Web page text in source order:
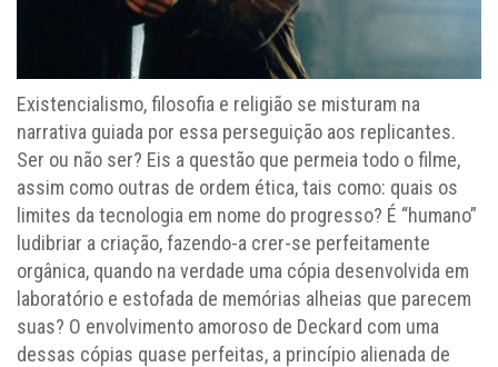
Existencialismo, filosofia e religião se misturam na
narrativa guiada por essa perseguição aos replicantes.
Ser ou não ser? Eis a questão que permeia todo o filme,
assim como outras de ordem ética, tais como: quais os
limites da tecnologia em nome do progresso? É “humano”
ludibriar a criação, fazendo-a crer-se perfeitamente
orgânica, quando na verdade uma cópia desenvolvida em
laboratório e estofada de memórias alheias que parecem
suas? O envolvimento amoroso de Deckard com uma
dessas cópias quase perfeitas, a princípio alienada de